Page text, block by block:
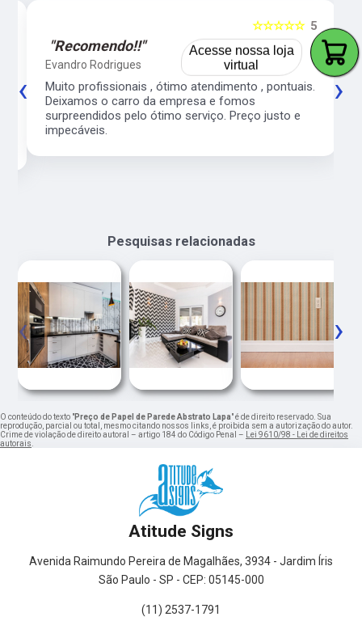
5
☆☆☆☆☆
"Recomendo!!"
Evandro Rodrigues
Muito profissionais , ótimo atendimento , pontuais.
Deixamos o carro da empresa e fomos
surpreendidos pelo ótimo serviço. Preço justo e
impecáveis.
‹ ›
Pesquisas relacionadas
‹ ›
O conteúdo do texto "Preço de Papel de Parede Abstrato Lapa" é de direito reservado. Sua
reprodução, parcial ou total, mesmo citando nossos links, é proibida sem a autorização do autor.
Crime de violação de direito autoral – artigo 184 do Código Penal – Lei 9610/98 - Lei de direitos
autorais.
Atitude Signs
Avenida Raimundo Pereira de Magalhães, 3934 - Jardim Íris
São Paulo - SP - CEP: 05145-000
(11) 2537-1791
Acesse nossa loja
virtual